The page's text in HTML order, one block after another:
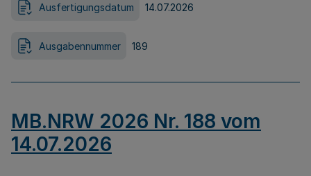
Ausfertigungsdatum 14.07.2026
Ausgabennummer 189
MB.NRW 2026 Nr. 188 vom
14.07.2026